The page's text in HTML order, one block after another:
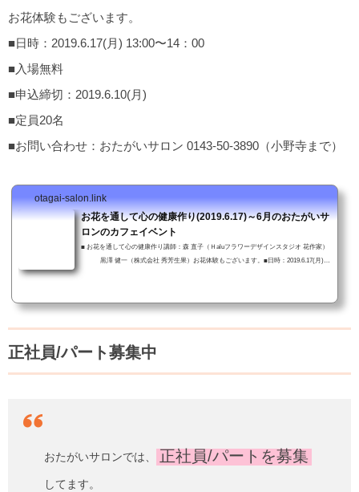
お花体験もございます。
■日時：2019.6.17(月) 13:00〜14：00
■入場無料
■申込締切：2019.6.10(月)
■定員20名
■お問い合わせ：おたがいサロン 0143-50-3890（小野寺まで）
otagai-salon.link
お花を通して心の健康作り(2019.6.17)～6月のおたがいサ
ロンのカフェイベント
■ お花を通して心の健康作り講師：森 直子（Ｈaluフラワーデザインスタジオ 花作家）
黒澤 健一（株式会社 秀芳生果）お花体験もございます。■日時：2019.6.17(月) 1
ています。(てらっち)
正社員/パート募集中
おたがいサロンでは、 正社員/パートを募集
してます。